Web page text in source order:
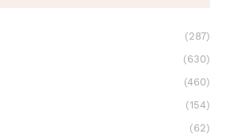
(287)
(630)
(460)
(154)
(62)